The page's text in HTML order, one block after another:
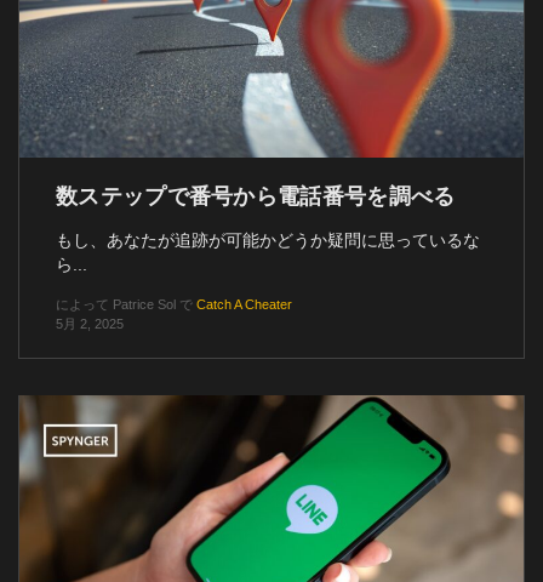
数ステップで番号から電話番号を調べる
もし、あなたが追跡が可能かどうか疑問に思っているな
ら...
によって Patrice Sol で Catch A Cheater
5月 2, 2025